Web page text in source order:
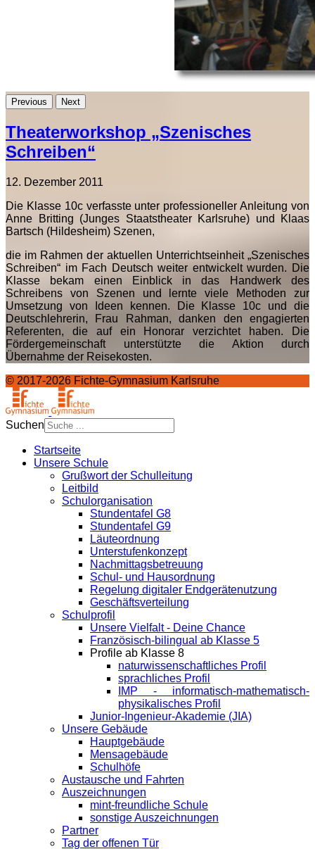
Previous Next
Theaterworkshop „Szenisches
Schreiben“
12. Dezember 2011
Die Klasse 10c verfasste unter professioneller Anleitung von
Anne Britting (Junges Staatstheater Karlsruhe) und Klaas
Bartsch (Hildesheim) Szenen,
die im Rahmen der aktuellen Unterrichtseinheit „Szenisches
Schreiben“ im Fach Deutsch weiter entwickelt wurden. Die
Klasse bekam einen Einblick in das Handwerk des
Schreibens von Szenen und lernte viele Methoden zur
Umsetzung von Ideen kennen. Die Klasse 10c und die
Deutschlehrerin, Frau Rahman, danken den engagierten
Referenten, die auf ein Honorar verzichtet haben. Die
Fördergemeinschaft unterstützte die Aktion durch
Übernahme der Reisekosten.
© 2017-2026 Fichte-Gymnasium Karlsruhe
Suchen
for results.
Startseite
Unsere Schule
Grußwort der Schulleitung
Leitbild
Schulorganisation
Stundentafel G8
Stundentafel G9
Läuteordnung
Unterstufenkonzept
Nachmittagsbetreuung
Schul- und Hausordnung
Regelung digitaler Endgeräte­nutzung
Geschäftsverteilung
Schulprofil
Unsere Vielfalt - Deine Chance
Französisch-bilingual ab Klasse 5
Profile ab Klasse 8
naturwissenschaftliches Profil
sprachliches Profil
IMP - informatisch-mathematisch-
physikalisches Profil
Junior-Ingenieur-Akademie (JIA)
Unsere Gebäude
Hauptgebäude
Mensagebäude
Schulhöfe
Austausche und Fahrten
Auszeichnungen
mint-freundliche Schule
sonstige Auszeichnungen
Partner
Tag der offenen Tür